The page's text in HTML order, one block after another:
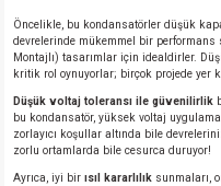
Öncelikle, bu kondansatörler düşük
devrelerinde mükemmel bir performans
Montajlı) tasarımlar için idealdirler.
kritik rol oynuyorlar; birçok projede yer
Düşük voltaj toleransı ile güvenilirlik
bu kondansatör, yüksek voltaj
zorlayıcı koşullar altında bile
zorlu ortamlarda bile cesurca duruyor!
Ayrıca, iyi bir ısıl kararlılık sunmaları,